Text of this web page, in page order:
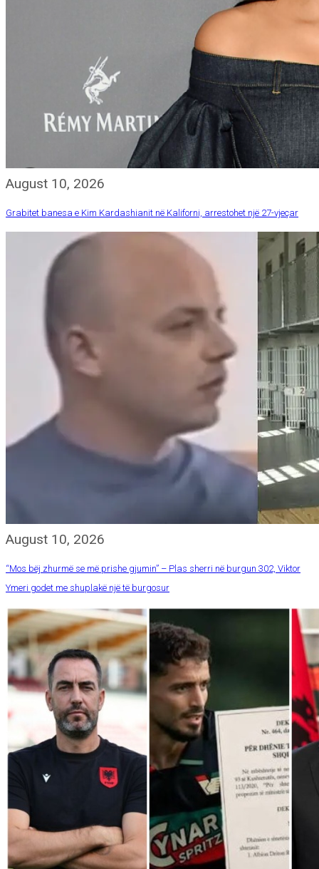
August 10, 2026
Grabitet banesa e Kim Kardashianit në Kaliforni, arrestohet një 27-vjeçar
August 10, 2026
“Mos bëj zhurmë se më prishe gjumin” – Plas sherri në burgun 302, Viktor
Ymeri godet me shuplakë një të burgosur